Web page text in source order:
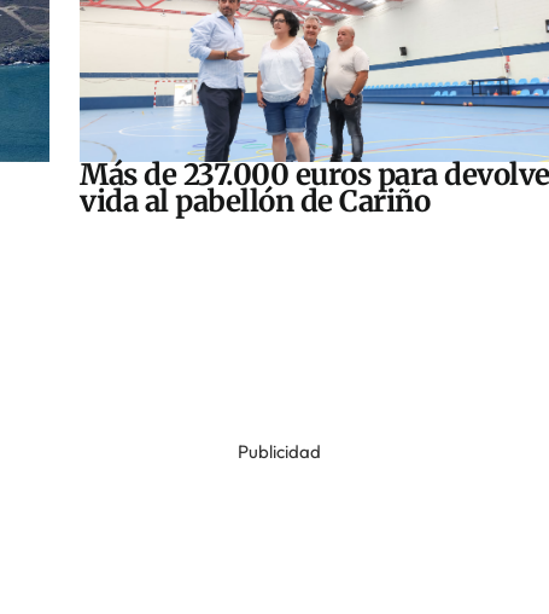
Más de 237.000 euros para
vida al pabellón de Cariño
Publicidad